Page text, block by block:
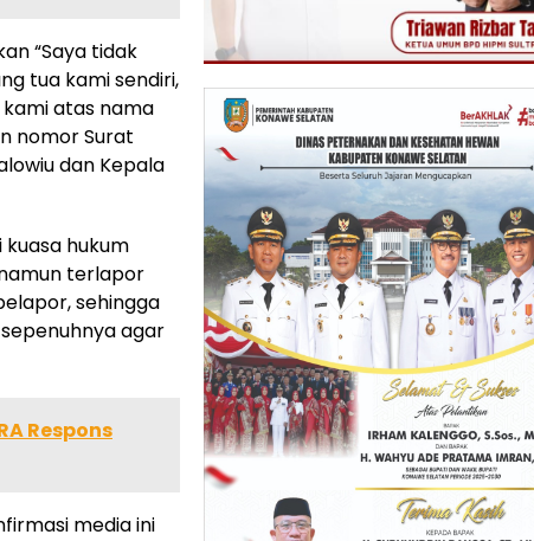
“Saya tidak
tua kami sendiri,
atas nama
nomor Surat
dan Kepala
kuasa hukum
terlapor
sehingga
agar
Respons
media ini